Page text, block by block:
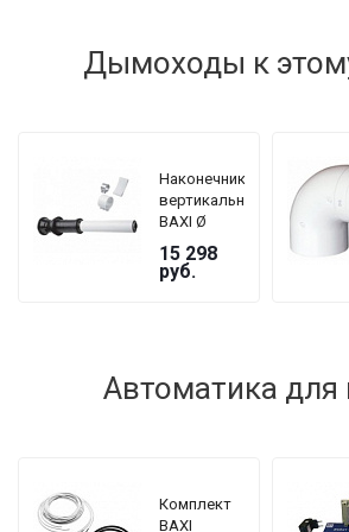
Дымоходы к
Наконечник
вертикальный
BAXI Ø
60/100 мм
для
коаксиальной
15 298
руб.
Автоматика для
Комплект
BAXI